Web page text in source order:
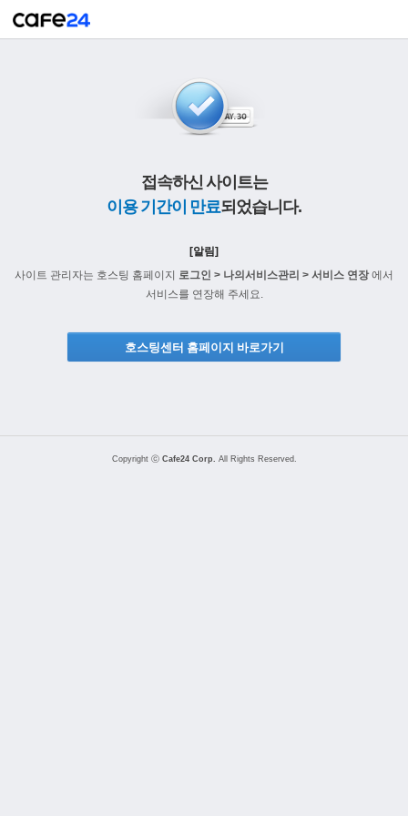
접속하신 사이트는
이용 기간이 만료되었습니다.
[알림]
사이트 관리자는 호스팅 홈페이지 로그인 > 나의서비스관리 > 서비스 연장에서
서비스를 연장해 주세요.
호스팅센터 홈페이지 바로가기
Copyright ⓒ Cafe24 Corp. All Rights Reserved.